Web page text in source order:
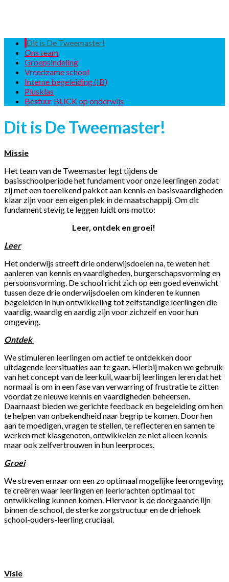
Dit is De Tweemaster!
Ons team
Groepsindeling
Vreedzame school
Interne begeleiding (IB)
Plusklas
Bestuur BLICK op onderwijs
Dit is De Tweemaster!
Missie
Het team van de Tweemaster legt tijdens de
basisschoolperiode het fundament voor onze leerlingen zodat
zij met een toereikend pakket aan kennis en basisvaardigheden
klaar zijn voor een eigen plek in de maatschappij. Om dit
fundament stevig te leggen luidt ons motto:
Leer, ontdek en groei!
Leer
Het onderwijs streeft drie onderwijsdoelen na, te weten het
aanleren van kennis en vaardigheden, burgerschapsvorming en
persoonsvorming. De school richt zich op een goed evenwicht
tussen deze drie onderwijsdoelen om kinderen te kunnen
begeleiden in hun ontwikkeling tot zelfstandige leerlingen die
vaardig, waardig en aardig zijn voor zichzelf en voor hun
omgeving.
Ontdek
We stimuleren leerlingen om actief te ontdekken door
uitdagende leersituaties aan te gaan. Hierbij maken we gebruik
van het concept van de leerkuil, waarbij leerlingen leren dat het
normaal is om in een fase van verwarring of frustratie te zitten
voordat ze nieuwe kennis en vaardigheden beheersen.
Daarnaast bieden we gerichte feedback en begeleiding om hen
te helpen van onbekendheid naar begrip te komen. Door hen
aan te moedigen, vragen te stellen, te reflecteren en samen te
werken met klasgenoten, ontwikkelen ze niet alleen kennis
maar ook zelfvertrouwen in hun leerproces.
Groei
We streven ernaar om een zo optimaal mogelijke leeromgeving
te creëren waar leerlingen en leerkrachten optimaal tot
ontwikkeling kunnen komen. Hiervoor is de doorgaande lijn
binnen de school, de sterke zorgstructuur en de driehoek
school-ouders-leerling cruciaal.
Visie